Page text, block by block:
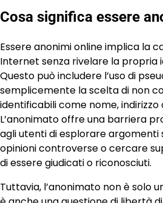
Cosa significa essere
Essere anonimi online implica la
Internet senza rivelare la propria
Questo può includere l’uso di
semplicemente la scelta di non
identificabili come nome,
L’anonimato offre una barriera
agli utenti di esplorare argomenti
opinioni controverse o cercare
di essere giudicati o riconosciuti.
Tuttavia, l’anonimato non è solo